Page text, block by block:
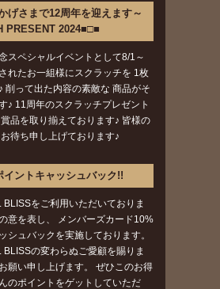
げさまで12周年を迎えます～
PRESENT 2024■□■
スペシャルイベントとして8/1～
れたお一組様にスクラッチを 1枚
削って出た内容の素敵な 商品がそ
♪ 11周年のスクラッチプレゼント
品を取り揃えております♪ 皆様の
待ち申し上げております♪
イントキャッシュバック!!
BLISSをご利用いただいておりま
意を表し、 メンバーズカード10%
シュバックを実施しております。
BLISSの変わらぬご愛顧を賜りま
願い申し上げます。 ぜひこのお得
のポイントをゲットしていただ